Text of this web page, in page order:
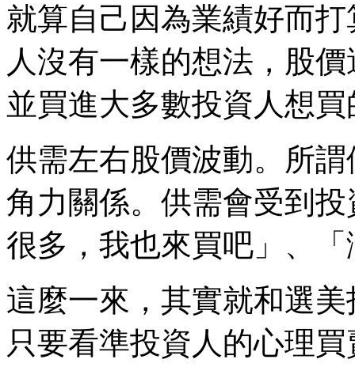
就算自己因為業績好而
人沒有一樣的想法，股
並買進大多數投資人想
供需左右股價波動。所
角力關係。供需會受到
很多，我也來買吧」、
這麼一來，其實就和選
只要看準投資人的心理